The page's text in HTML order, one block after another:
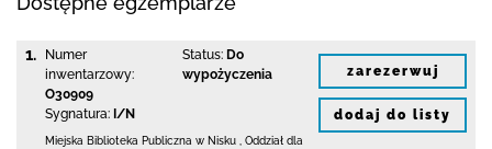
1.
Numer
inwentarzowy:
O30909
Sygnatura: I/N
Status: Do
wypożyczenia
Miejska Biblioteka Publiczna w Nisku
Oddział dla
zarezerwuj
dodaj do listy